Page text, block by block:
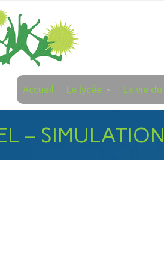
Accueil Le lycée La vie
–